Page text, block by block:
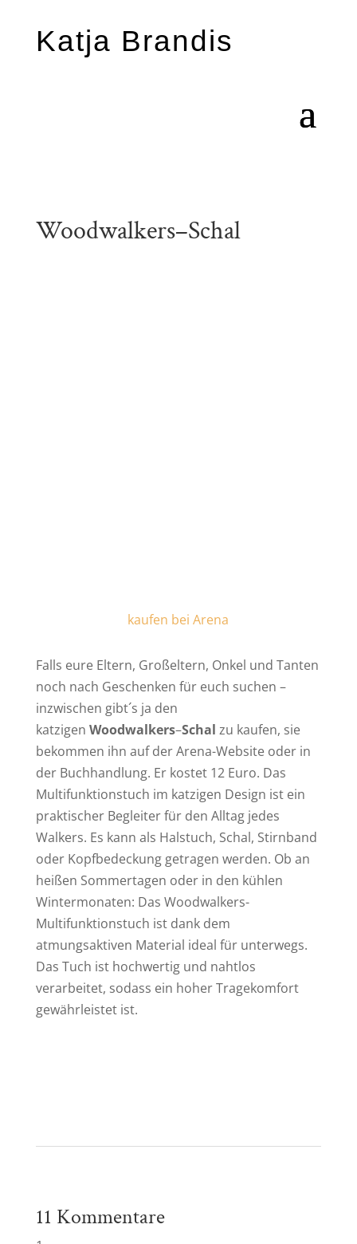
Katja Brandis
Woodwalkers–Schal
kaufen bei Arena
Falls eure Eltern, Großeltern, Onkel und Tanten
noch nach Geschenken für euch suchen –
inzwischen gibt´s ja den
katzigen Woodwalkers–Schal zu kaufen, sie
bekommen ihn auf der Arena-Website oder in
der Buchhandlung. Er kostet 12 Euro. Das
Multifunktionstuch im katzigen Design ist ein
praktischer Begleiter für den Alltag jedes
Walkers. Es kann als Halstuch, Schal, Stirnband
oder Kopfbedeckung getragen werden. Ob an
heißen Sommertagen oder in den kühlen
Wintermonaten: Das Woodwalkers-
Multifunktionstuch ist dank dem
atmungsaktiven Material ideal für unterwegs.
Das Tuch ist hochwertig und nahtlos
verarbeitet, sodass ein hoher Tragekomfort
gewährleistet ist.
11 Kommentare